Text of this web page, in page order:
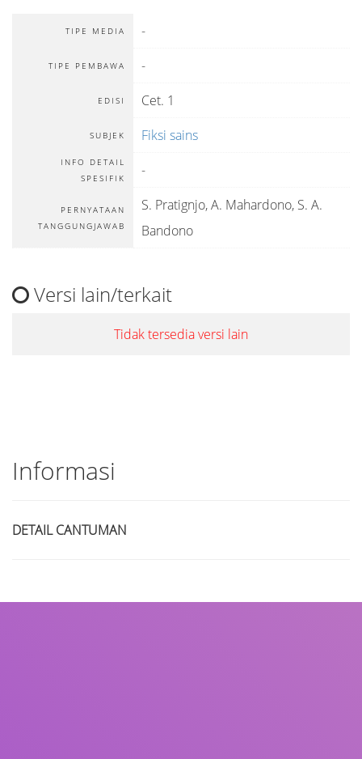
TIPE MEDIA -
TIPE PEMBAWA -
EDISI Cet. 1
SUBJEK Fiksi sains
INFO DETAIL
SPESIFIK
-
PERNYATAAN
TANGGUNGJAWAB
S. Pratignjo, A. Mahardono, S. A.
Bandono
Versi lain/terkait
Tidak tersedia versi lain
Informasi
DETAIL CANTUMAN